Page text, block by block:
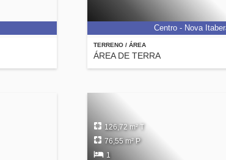
TERRENO / ÁREA
ÁREA DE TERRA
Centro - Nova
126,72 m² T
76,55 m² P
1